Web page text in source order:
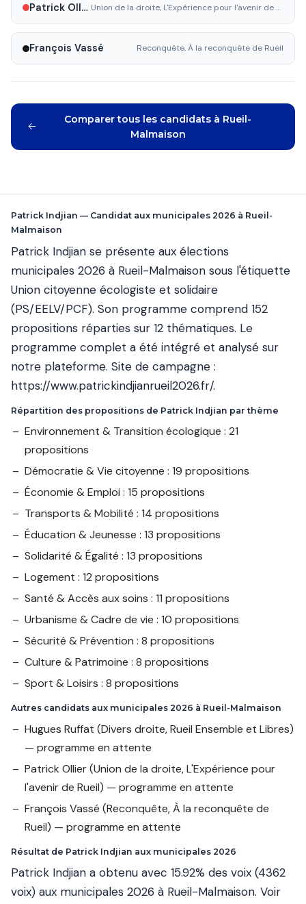
Patrick Ollier Union de la droite, L'Expérience pour l'avenir de Rueil
François Vassé Reconquête, À la reconquête de Rueil
Comparer tous les candidats à Rueil-
Malmaison
Patrick Indjian — Candidat aux municipales 2026 à Rueil-
Malmaison
Patrick Indjian se présente aux élections
municipales 2026 à Rueil-Malmaison sous l'étiquette
Union citoyenne écologiste et solidaire
(PS/EELV/PCF). Son programme comprend 152
propositions réparties sur 12 thématiques. Le
programme complet a été intégré et analysé sur
notre plateforme. Site de campagne :
https://www.patrickindjianrueil2026.fr/.
Répartition des propositions de Patrick Indjian par thème
Environnement & Transition écologique : 21
propositions
Démocratie & Vie citoyenne : 19 propositions
Économie & Emploi : 15 propositions
Transports & Mobilité : 14 propositions
Éducation & Jeunesse : 13 propositions
Solidarité & Égalité : 13 propositions
Logement : 12 propositions
Santé & Accès aux soins : 11 propositions
Urbanisme & Cadre de vie : 10 propositions
Sécurité & Prévention : 8 propositions
Culture & Patrimoine : 8 propositions
Sport & Loisirs : 8 propositions
Autres candidats aux municipales 2026 à Rueil-Malmaison
Hugues Ruffat (Divers droite, Rueil Ensemble et Libres)
— programme en attente
Patrick Ollier(Union de la droite, L'Expérience pour
l'avenir de Rueil) — programme en attente
François Vassé (Reconquête, À la reconquête de
Rueil) — programme en attente
Résultat de Patrick Indjian aux municipales 2026
Patrick Indjian a obtenu avec 15.92% des voix (4362
voix) aux municipales 2026 à Rueil-Malmaison. Voir